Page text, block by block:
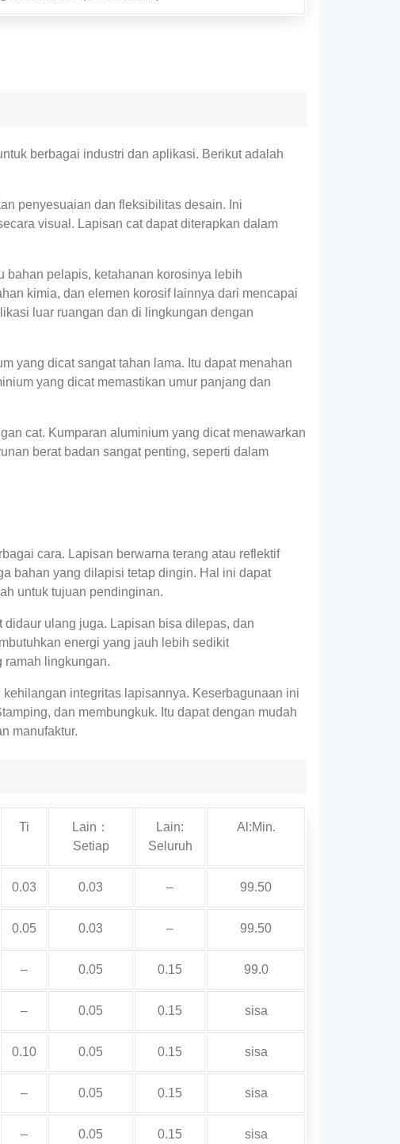
berbagai industri dan aplikasi. Berikut adalah
penyesuaian dan fleksibilitas desain. Ini
visual. Lapisan cat dapat diterapkan dalam
bahan pelapis, ketahanan korosinya lebih
kimia, dan elemen korosif lainnya dari mencapai
luar ruangan dan di lingkungan dengan
yang dicat sangat tahan lama. Itu dapat menahan
yang dicat memastikan umur panjang dan
cat. Kumparan aluminium yang dicat menawarkan
berat badan sangat penting, seperti dalam
cara. Lapisan berwarna terang atau reflektif
bahan yang dilapisi tetap dingin. Hal ini dapat
untuk tujuan pendinginan.
ulang juga. Lapisan bisa dilepas, dan
energi yang jauh lebih sedikit
ramah lingkungan.
integritas lapisannya. Keserbagunaan ini
dan membungkuk. Itu dapat dengan mudah
manufaktur.
Ti
Lain：
Setiap
Lain:
Seluruh
Al:Min.
0.03 0.03 – 99.50
0.05 0.03 – 99.50
– 0.05 0.15 99.0
– 0.05 0.15 sisa
0.10 0.05 0.15 sisa
– 0.05 0.15 sisa
– 0.05 0.15 sisa